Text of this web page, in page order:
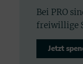
Bei PRO
freiwillige
Jetzt